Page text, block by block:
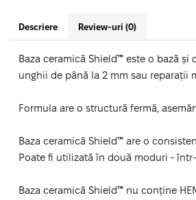
Descriere Review-uri (0)
Baza ceramică Shield™ este o bază
unghii de până la 2 mm sau reparații
Formula are o structură fermă,
Baza ceramică Shield™ are o
Poate fi utilizată în două moduri -
Baza ceramică Shield™ nu conține